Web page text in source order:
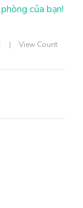
của bạn!
|
View Count